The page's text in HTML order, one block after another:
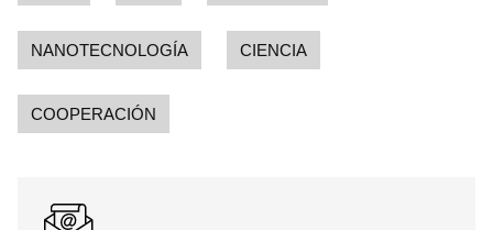
Para poder guardar como favorito, primero has de
iniciar sesión con tu cuenta de 14ymedio.
NANOTECNOLOGÍA CIENCIA
COOPERACIÓN